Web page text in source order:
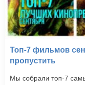
Топ-7 фильмов
пропустить
Мы собрали топ-7